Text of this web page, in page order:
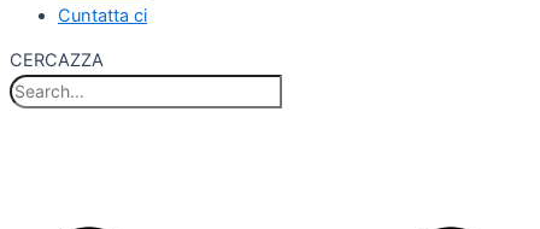
Cuntatta ci
CERCAZZA